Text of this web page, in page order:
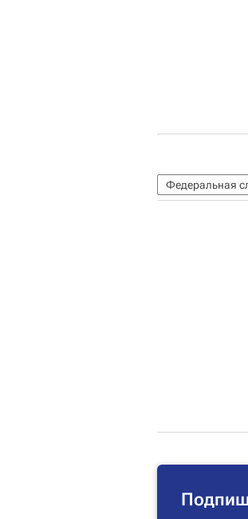
Федеральная